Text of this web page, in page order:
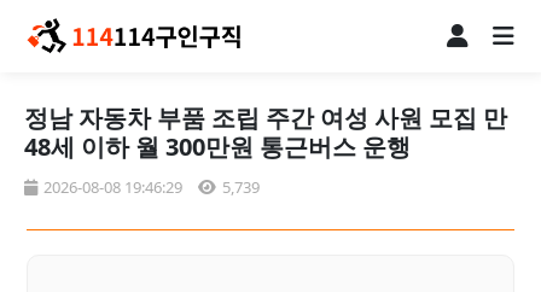
정남 자동차 부품 조립 주간 여성 사원 모집 만
48세 이하 월 300만원 통근버스 운행
2026-08-08 19:46:29 5,739